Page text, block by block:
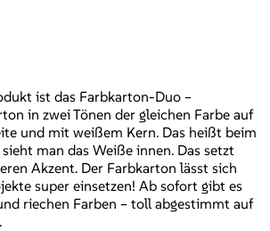
ist das Farbkarton-Duo –
in zwei Tönen der gleichen Farbe auf
und mit weißem Kern. Das heißt beim
sieht man das Weiße innen. Das setzt
Akzent. Der Farbkarton lässt sich
super einsetzen! Ab sofort gibt es
riechen Farben – toll abgestimmt auf